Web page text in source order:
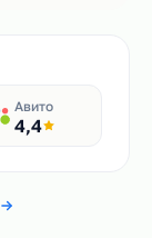
Авито
4,4